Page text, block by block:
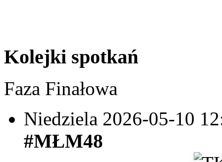
Kolejki spotkań
Faza Finałowa
Niedziela 2026-05-10
#MŁM48